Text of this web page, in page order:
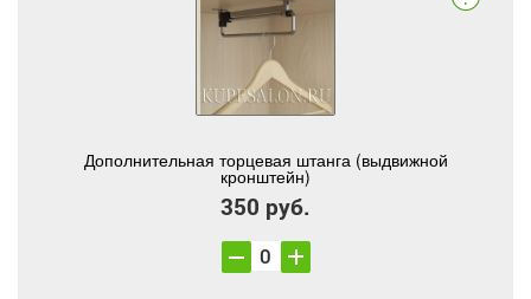
Дополнительная торцевая штанга (выдвижной
кронштейн)
350 руб.